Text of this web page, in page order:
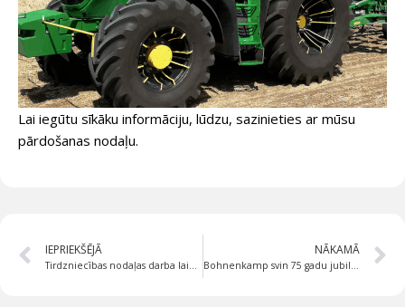
Lai iegūtu sīkāku informāciju, lūdzu, sazinieties ar mūsu
pārdošanas nodaļu.
IEPRIEKŠĒJĀ NĀKAMĀ